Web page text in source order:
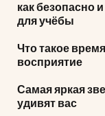
как безопасно
для учёбы
Что такое
восприятие
Самая яркая
удивят вас